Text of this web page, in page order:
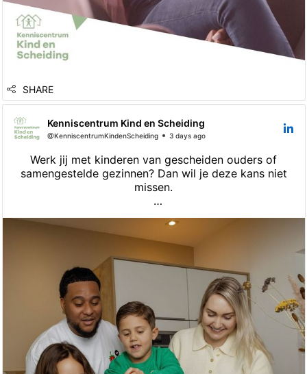
SHARE
Kenniscentrum Kind en Scheiding
@KenniscentrumKindenScheiding 3 days ago
Werk jij met kinderen van gescheiden ouders of
samengestelde gezinnen? Dan wil je deze kans niet
missen.
SKJ-geaccrediteerde trainingen vol praktijk,
onderzoek én ervaringskennis van jongeren. Je gaat
naar huis met concrete handvatten die je direct kunt
toepassen in je werk.
Benieuwd welke training bij jou past? Bekijk alle
informatie en meld je aan via de link in ons artikel. 👇
https://lnkd.in/e5JBY_vy